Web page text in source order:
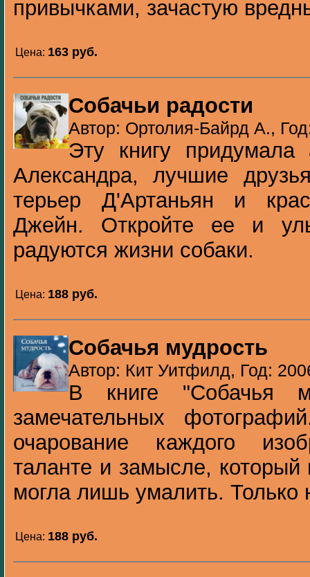
привычками, зачастую
Цена: 163 pуб.
Собачьи радости
Автор: Ортолия-Байрд А.,
Эту книгу придумала
Александра, лучшие
терьер Д'Артаньян и
Джейн. Откройте ее и
радуются жизни собаки.
Цена: 188 pуб.
Собачья мудрость
Автор: Кит Уитфилд, Год:
В книге "Собачья
замечательных
очарование каждого
таланте и замысле,
могла лишь умалить. Только
Цена: 188 pуб.